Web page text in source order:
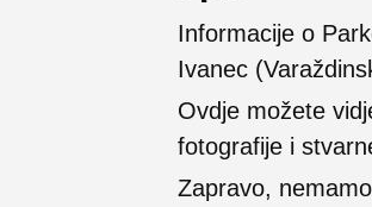
Informacije o
Ivanec
Ovdje možete
fotografije i
Zapravo,